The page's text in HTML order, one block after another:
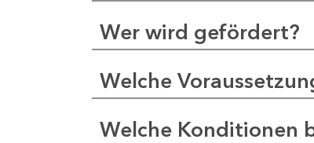
Wer wird gefördert?
Welche
Welche Konditionen